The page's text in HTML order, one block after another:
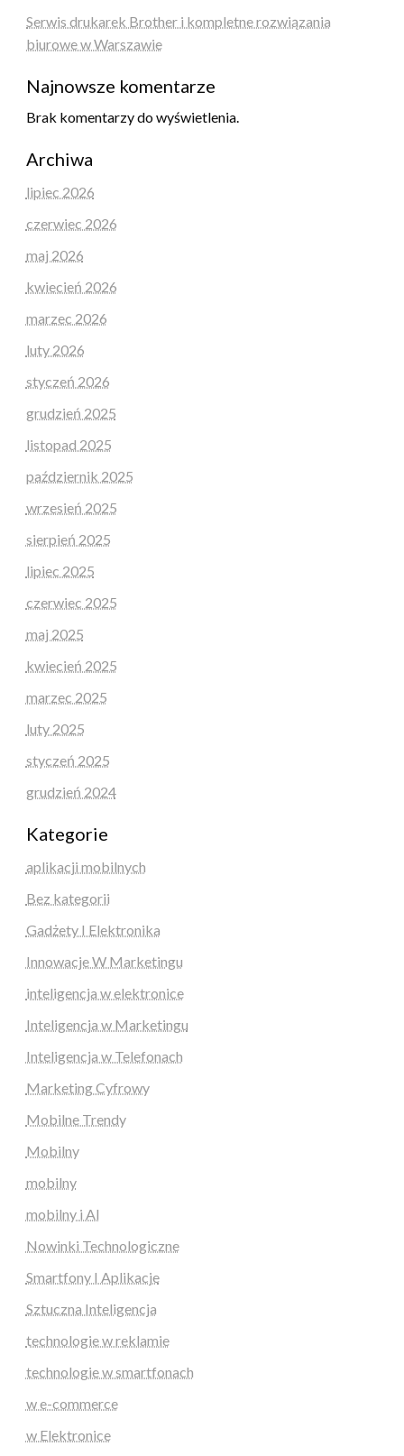
Serwis drukarek Brother i kompletne rozwiązania
biurowe w Warszawie
Najnowsze komentarze
Brak komentarzy do wyświetlenia.
Archiwa
lipiec 2026
czerwiec 2026
maj 2026
kwiecień 2026
marzec 2026
luty 2026
styczeń 2026
grudzień 2025
listopad 2025
październik 2025
wrzesień 2025
sierpień 2025
lipiec 2025
czerwiec 2025
maj 2025
kwiecień 2025
marzec 2025
luty 2025
styczeń 2025
grudzień 2024
Kategorie
aplikacji mobilnych
Bez kategorii
Gadżety I Elektronika
Innowacje W Marketingu
inteligencja w elektronice
Inteligencja w Marketingu
Inteligencja w Telefonach
Marketing Cyfrowy
Mobilne Trendy
Mobilny
mobilny
mobilny i AI
Nowinki Technologiczne
Smartfony I Aplikacje
Sztuczna Inteligencja
technologie w reklamie
technologie w smartfonach
w e-commerce
w Elektronice